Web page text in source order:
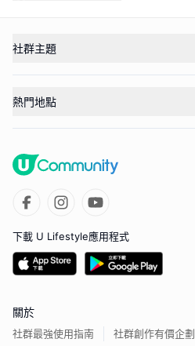
社群主題
熱門地點
下載 U Lifestyle應用程式
關於
社群最強使用指南 社群創作有價企劃